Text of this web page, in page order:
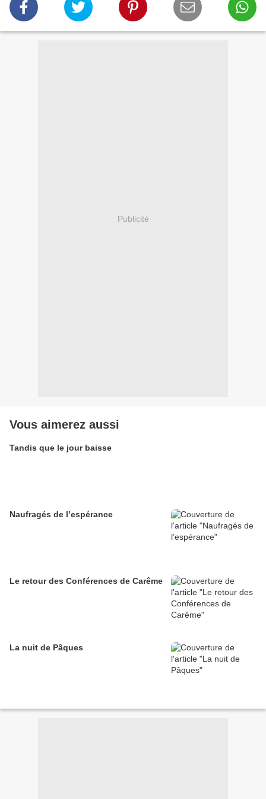
Publicité
Vous aimerez aussi
Tandis que le jour baisse
Naufragés de l’espérance
Le retour des Conférences de Carême
La nuit de Pâques